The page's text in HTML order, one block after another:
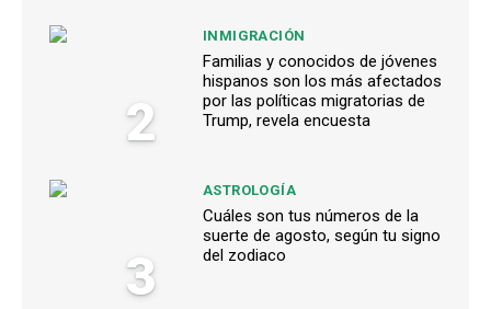
2
INMIGRACIÓN
Familias y conocidos de jóvenes
hispanos son los más afectados
por las políticas migratorias de
Trump, revela encuesta
3
ASTROLOGÍA
Cuáles son tus números de la
suerte de agosto, según tu signo
del zodiaco